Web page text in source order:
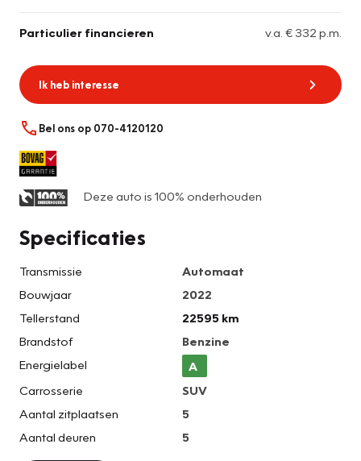
Particulier financieren v.a. € 332 p.m.
Ik heb interesse
Bel ons op 070-4120120
Deze auto is 100% onderhouden
Specificaties
Transmissie
Automaat
Bouwjaar
2022
Tellerstand
22595 km
Brandstof
Benzine
Energielabel
A
Carrosserie
SUV
Aantal zitplaatsen
5
Aantal deuren
5